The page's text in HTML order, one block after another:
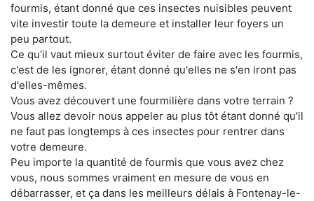
fourmis, étant donné que ces insectes nuisibles peuvent
vite investir toute la demeure et installer leur foyers un
peu partout.
Ce qu'il vaut mieux surtout éviter de faire avec les fourmis,
c'est de les ignorer, étant donné qu'elles ne s'en iront pas
d'elles-mêmes.
Vous avez découvert une fourmilière dans votre terrain ?
Vous allez devoir nous appeler au plus tôt étant donné qu'il
ne faut pas longtemps à ces insectes pour rentrer dans
votre demeure.
Peu importe la quantité de fourmis que vous avez chez
vous, nous sommes vraiment en mesure de vous en
débarrasser, et ça dans les meilleurs délais à Fontenay-le-